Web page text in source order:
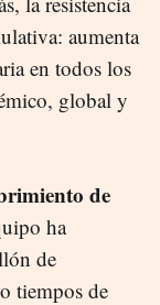
aumenta
en todos los
global y
de
ha
de
tiempos de